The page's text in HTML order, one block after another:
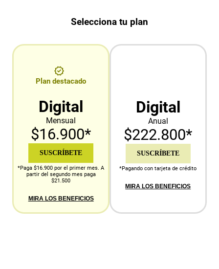
Selecciona tu plan
Plan destacado
Digital
Mensual
$16.900*
SUSCRÍBETE
*Paga $16.900 por el primer mes. A
partir del segundo mes paga
$21.500
MIRA LOS BENEFICIOS
Digital
Anual
$222.800*
SUSCRÍBETE
*Pagando con tarjeta de crédito
MIRA LOS BENEFICIOS